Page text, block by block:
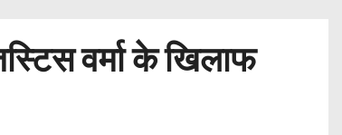
वर्मा के खिलाफ